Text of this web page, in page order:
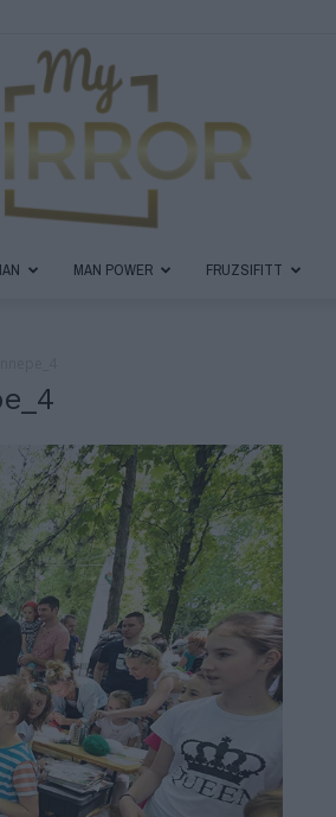
Magazin
MAN POWER FRUZSIFITT